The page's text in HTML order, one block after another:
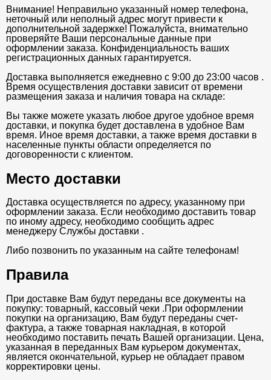
Внимание! Неправильно указанный номер телефона,
неточный или неполный адрес могут привести к
дополнительной задержке! Пожалуйста, внимательно
проверяйте Ваши персональные данные при
оформлении заказа. Конфиденциальность ваших
регистрационных данных гарантируется.
Доставка выполняется ежедневно с 9:00 до 23:00 часов .
Время осуществления доставки зависит от времени
размещения заказа и наличия товара на складе:
Вы также можете указать любое другое удобное время
доставки, и покупка будет доставлена в удобное Вам
время. Иное время доставки, а также время доставки в
населенные пункты области определяется по
договоренности с клиентом.
Место доставки
Доставка осуществляется по адресу, указанному при
оформлении заказа. Если необходимо доставить товар
по иному адресу, необходимо сообщить адрес
менеджеру Службы доставки .
Либо позвонить по указанным на сайте телефонам!
Правила
При доставке Вам будут переданы все документы на
покупку: товарный, кассовый чеки .При оформлении
покупки на организацию, Вам будут переданы счет-
фактура, а также товарная накладная, в которой
необходимо поставить печать Вашей организации. Цена,
указанная в переданных Вам курьером документах,
является окончательной, курьер не обладает правом
корректировки цены.